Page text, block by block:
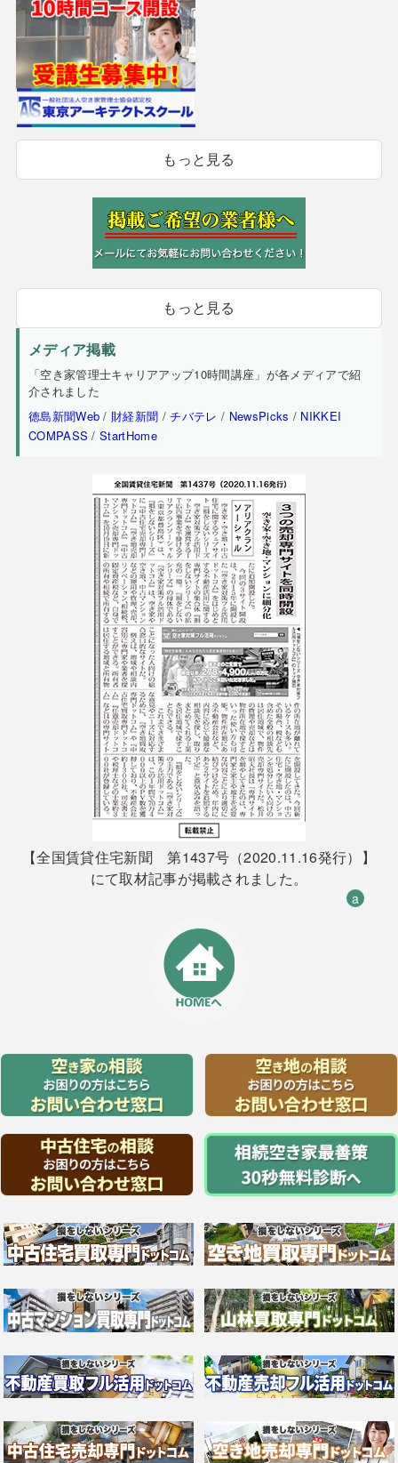
もっと見る
もっと見る
メディア掲載
「空き家管理士キャリアアップ10時間講座」が各メディアで紹
介されました
徳島新聞Web / 財経新聞 /チバテレ / NewsPicks / NIKKEI
COMPASS /StartHome
【全国賃貸住宅新聞 第1437号（2020.11.16発行）】
にて取材記事が掲載されました。
a